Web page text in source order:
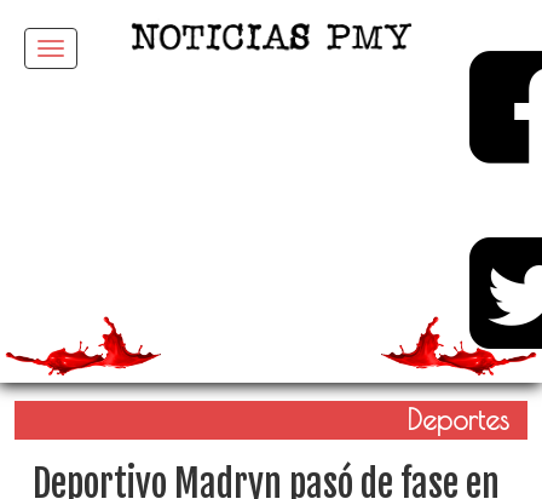
Menu
Deportes
Deportivo Madryn pasó de fase en